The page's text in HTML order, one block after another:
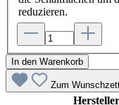
reduzieren.
In den Warenkorb
Zum